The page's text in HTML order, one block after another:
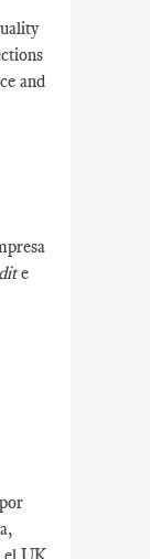
and
e